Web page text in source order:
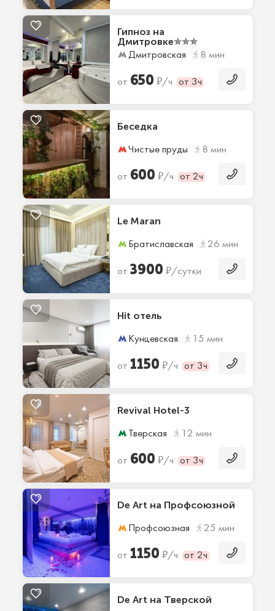
Гипноз на
Дмитровке✯✯✯
Дмитровская 8 мин
от 650 ₽/ч от 3ч
Беседка
Чистые пруды 8 мин
от 600 ₽/ч от 2ч
Le Maran
Братиславская 26 мин
от 3900 ₽/сутки
Hit отель
Кунцевская 15 мин
от 1150 ₽/ч от 3ч
Revival Hotel-3
Тверская 12 мин
от 600 ₽/ч от 3ч
De Art на Профсоюзной
Профсоюзная 25 мин
от 1150 ₽/ч от 2ч
De Art на Тверской